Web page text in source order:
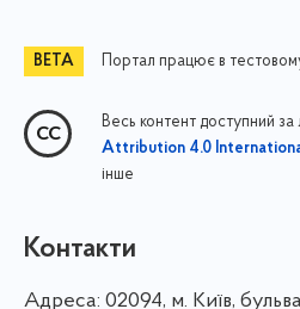
Портал працює в
Весь контент доступний за
Attribution 4.0
інше
Контакти
Адреса: 02094, м. Київ,